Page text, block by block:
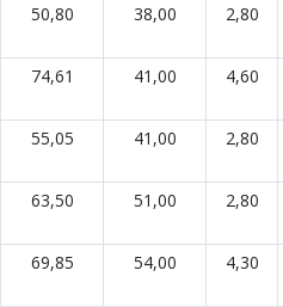
50,80 38,00 2,80
74,61 41,00 4,60
55,05 41,00 2,80
63,50 51,00 2,80
69,85 54,00 4,30